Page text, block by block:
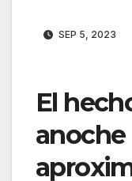
SEP 5, 2023
El
anoche